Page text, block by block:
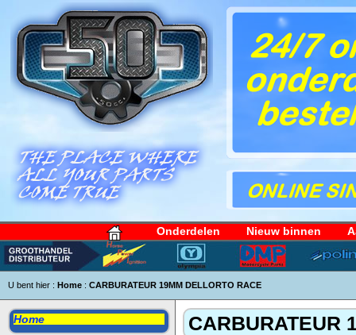
Onderdelen Nieuw binnen
U bent hier : Home : CARBURATEUR 19MM DELLORTO RACE
Home CARBURATEUR